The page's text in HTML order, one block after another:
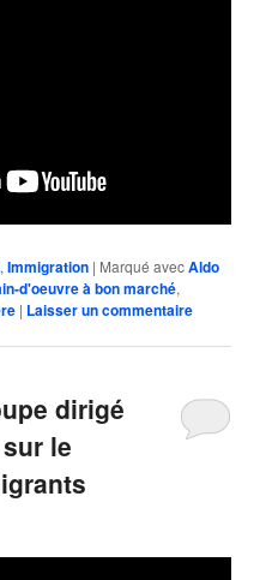
,Immigration | Marqué avecAldo
d'oeuvre à bon marché,
| Laisser un commentaire
dirigé
le